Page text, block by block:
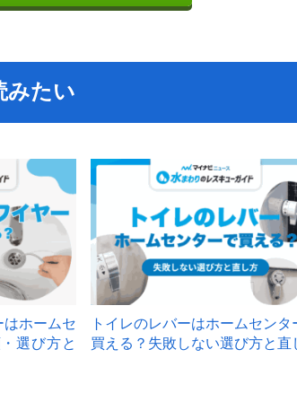
みたい
ホームセ
選び方と
トイレのレバーはホームセンタ
買える？失敗しない選び方と直